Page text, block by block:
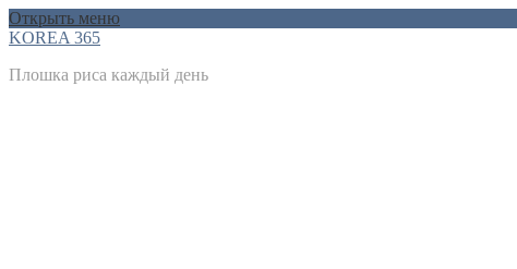
Открыть меню
KOREA 365
Плошка риса каждый день